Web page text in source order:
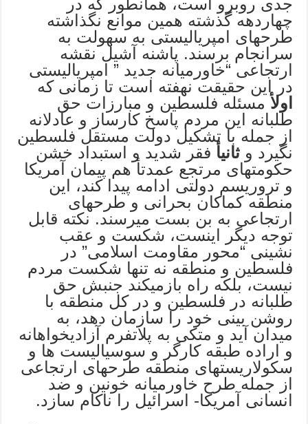
جدی روبرو است، همانطور که در
چهاردهه گذشته همین موانع نگذاشته
طرحهای امپریالیستی به سهولت به
سرانجام برسند. پاشنه آشیل نقشه
ارتجاعی “خاورمیانه جدید ” امپریالیستی
در این حقیقت نهفته است تا زمانی که
اولأ مسئله فلسطین و مبارزات حق
طلبانه این مردم پاسخ کارساز و عادلانه
از جمله با تشکیل دولت مستقل فلسطین
نگیرد وثانیأ فقر شدید و استبداد خشن
حکومتهای مرتجع عمدتأ هم پیمان آمریکا
و تروریسم دولتی ادامه پیدا کند، این
منطقه کماکان بحرانی و طرحهای
ارتجاعی به بن بست میرسند. نکته قابل
توجه دیگر اینست، شکست و عقب
نشینی “محور مقاومت اسلامی” در
فلسطین و منطقه نه تنها شکست مردم
نیست، بلکه راه بازمیکند جنبش حق
طلبانه در فلسطین و در کل منطقه با
روشن بینی خود را سازمان دهد، به
میدان آید و متکی به پلاتفرم آزادیخواهانه
و اراده طبقه کارگر و سوسیالیست ها و
سکولاریستهای منطقه طرحهای ارتجاعی
از جمله طرح خاورمیانه خونین و ضد
انسانی آمریکا- اسرائیل را ناکام سازد.